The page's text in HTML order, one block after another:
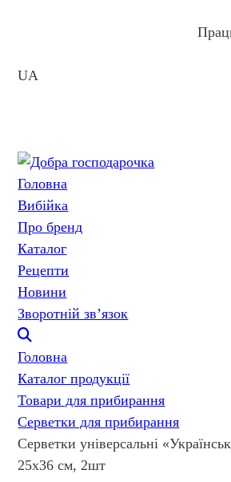
UA
Головна
Вибійка
Про бренд
Каталог
Рецепти
Новини
Зворотній зв’язок
Головна
Каталог продукції
Товари для прибирання
Серветки для прибирання
Серветки універсальні
25х36 см, 2шт